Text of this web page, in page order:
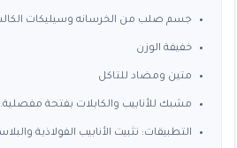
جسم صلب من الخرسانه وسيليكات
خفيفة الوزن
متين ومضاد للتاكل
مشبك للأنابيب والكابلات بفتحة مفصلية.
التطبيقات: تثبيت الأنابيب الفولاذية